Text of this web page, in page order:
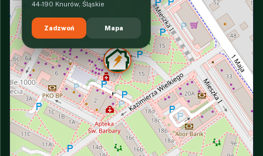
44-190 Knurów, Śląskie
Zadzwoń Mapa